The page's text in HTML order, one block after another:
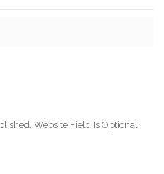
Website Field Is Optional.